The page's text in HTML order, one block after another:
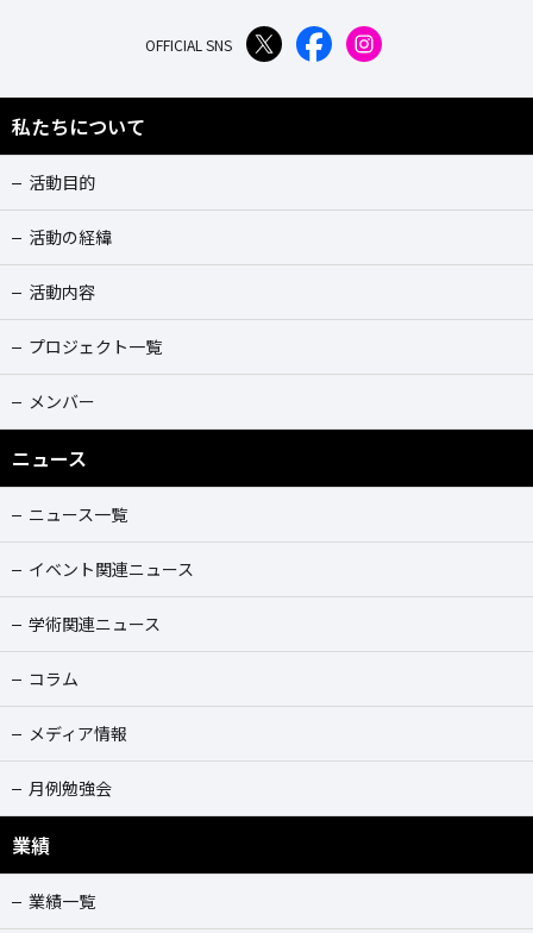
OFFICIAL SNS
私たちについて
活動目的
活動の経緯
活動内容
プロジェクト一覧
メンバー
ニュース
ニュース一覧
イベント関連ニュース
学術関連ニュース
コラム
メディア情報
月例勉強会
業績
業績一覧